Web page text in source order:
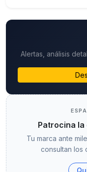
Alertas, análisis
Patrocina
Tu marca ante
consultan los